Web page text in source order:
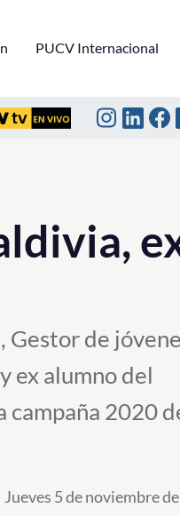
PUCV Internacional
Gestor de
ex alumno del
campaña 2020
Jueves 5 de noviembre